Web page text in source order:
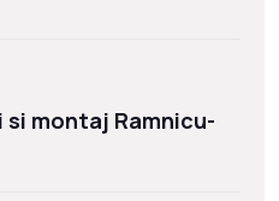
montaj Ramnicu-